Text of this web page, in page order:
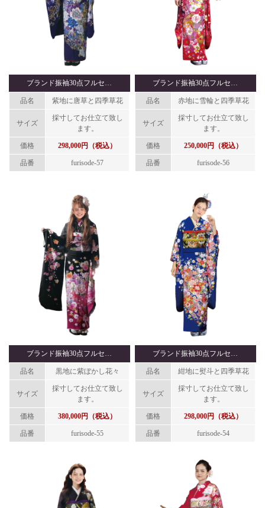
ブランド振袖30点フルセ…
品名 紫地に唐草と四季草花
サイズ
採寸してお仕立て致し
ます。
価格 298,000円（税込）
品番 furisode-57
ブランド振袖30点フルセ…
品名 赤地に雪輪と四季草花
サイズ
採寸してお仕立て致し
ます。
価格 250,000円（税込）
品番 furisode-56
ブランド振袖30点フルセ…
品名 黒地に紫ぼかし花々
サイズ
採寸してお仕立て致し
ます。
価格 380,000円（税込）
品番 furisode-55
ブランド振袖30点フルセ…
品名 紺地に熨斗と四季草花
サイズ
採寸してお仕立て致し
ます。
価格 298,000円（税込）
品番 furisode-54